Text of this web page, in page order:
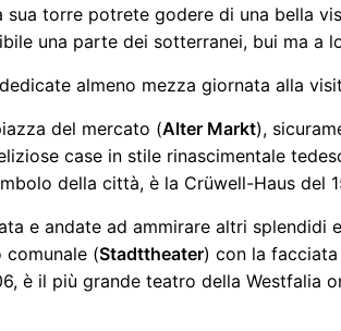
sua torre potrete godere di una bella
una parte dei sotterranei, bui ma a
dedicate almeno mezza giornata alla
del mercato (Alter Markt),
case in stile rinascimentale
della città, è la Crüwell-Haus del
e andate ad ammirare altri splendidi
(Stadttheater) con la
è il più grande teatro della Westfalia